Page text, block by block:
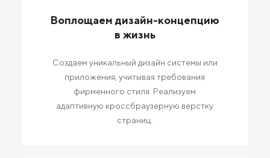
Воплощаем дизайн-концепцию
в жизнь
Создаем уникальный дизайн системы или
приложения, учитывая требования
фирменного стиля. Реализуем
адаптивную кроссбраузерную верстку
страниц.